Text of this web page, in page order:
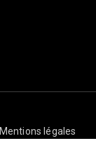
Mentions légales